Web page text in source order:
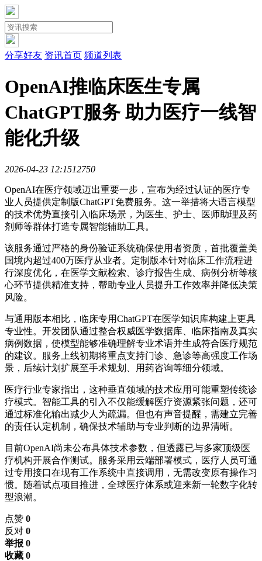
分享好友 资讯首页 频道列表
OpenAI推临床医生专属
ChatGPT服务 助力医疗一线智
能化升级
2026-04-23 12:1512750
OpenAI在医疗领域迈出重要一步，宣布为经过认证的医疗专
业人员提供定制版ChatGPT免费服务。这一举措将大语言模型
的技术优势直接引入临床场景，为医生、护士、医师助理及药
剂师等群体打造专属智能辅助工具。
该服务通过严格的身份验证系统确保使用者资质，首批覆盖美
国境内超过400万医疗从业者。定制版本针对临床工作流程进
行深度优化，在医学文献检索、诊疗报告生成、病例分析等核
心环节提供精准支持，帮助专业人员提升工作效率并降低决策
风险。
与通用版本相比，临床专用ChatGPT在医学知识库构建上更具
专业性。开发团队通过整合权威医学数据库、临床指南及真实
病例数据，使模型能够准确理解专业术语并生成符合医疗规范
的建议。服务上线初期将重点支持门诊、急诊等高强度工作场
景，后续计划扩展至手术规划、用药咨询等细分领域。
医疗行业专家指出，这种垂直领域的技术应用可能重塑传统诊
疗模式。智能工具的引入不仅能缓解医疗资源紧张问题，还可
通过标准化输出减少人为疏漏。但也有声音提醒，需建立完善
的责任认定机制，确保技术辅助与专业判断的边界清晰。
目前OpenAI尚未公布具体技术参数，但透露已与多家顶级医
疗机构开展合作测试。服务采用云端部署模式，医疗人员可通
过专用接口在现有工作系统中直接调用，无需改变原有操作习
惯。随着试点项目推进，全球医疗体系或迎来新一轮数字化转
型浪潮。
点赞 0
反对 0
举报 0
收藏 0